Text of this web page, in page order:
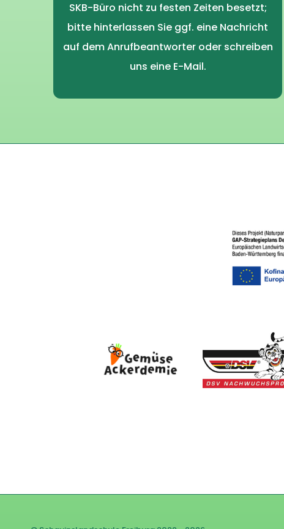
SKB-Büro nicht zu festen Zeiten besetzt;
bitte hinterlassen Sie ggf. eine Nachricht
auf dem Anrufbeantworter oder schreiben
uns eine E-Mail.